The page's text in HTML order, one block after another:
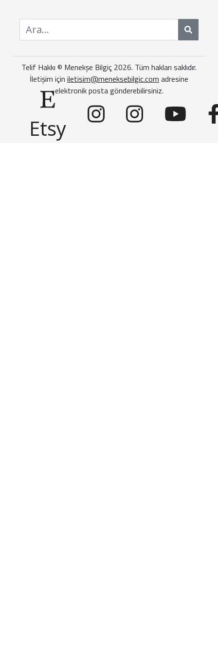
Ara
Telif Hakkı © Menekşe Bilgiç 2026. Tüm hakları saklıdır.
İletişim için iletisim@meneksebilgic.com adresine
elektronik posta gönderebilirsiniz.
Etsy